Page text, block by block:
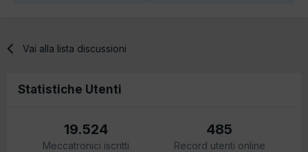
Vai alla lista discussioni
Statistiche Utenti
19.524
Meccatronici iscritti
485
Record utenti online